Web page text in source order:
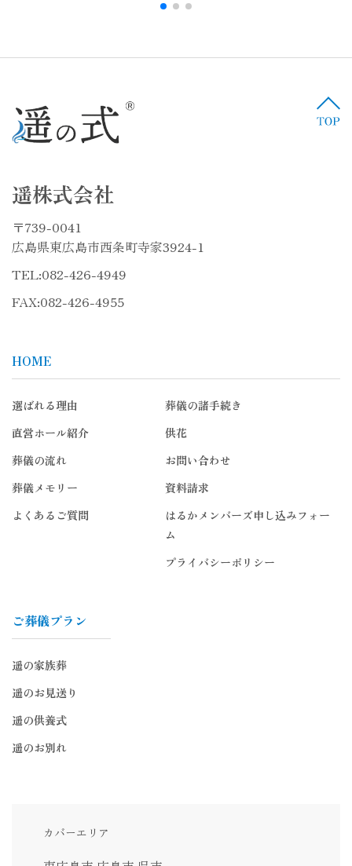
遥株式会社
〒739-0041
広島県東広島市西条町寺家3924-1
TEL:082-426-4949
FAX:082-426-4955
HOME
選ばれる理由
直営ホール紹介
葬儀の流れ
葬儀メモリー
よくあるご質問
葬儀の諸手続き
供花
お問い合わせ
資料請求
はるかメンバーズ申し込みフォー
ム
プライバシーポリシー
ご葬儀プラン
遥の家族葬
遥のお見送り
遥の供養式
遥のお別れ
カバーエリア